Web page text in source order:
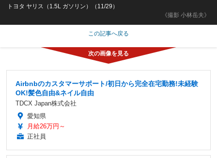
《撮影 小林岳夫》
トヨタ ヤリス（1.5L ガソリン）（11/29）
この記事へ戻る
Airbnbのカスタマーサポート/初日から完全在宅勤務!未経験
OK!髪色自由&ネイル自由
TDCX Japan株式会社
愛知県
月給26万円～
正社員